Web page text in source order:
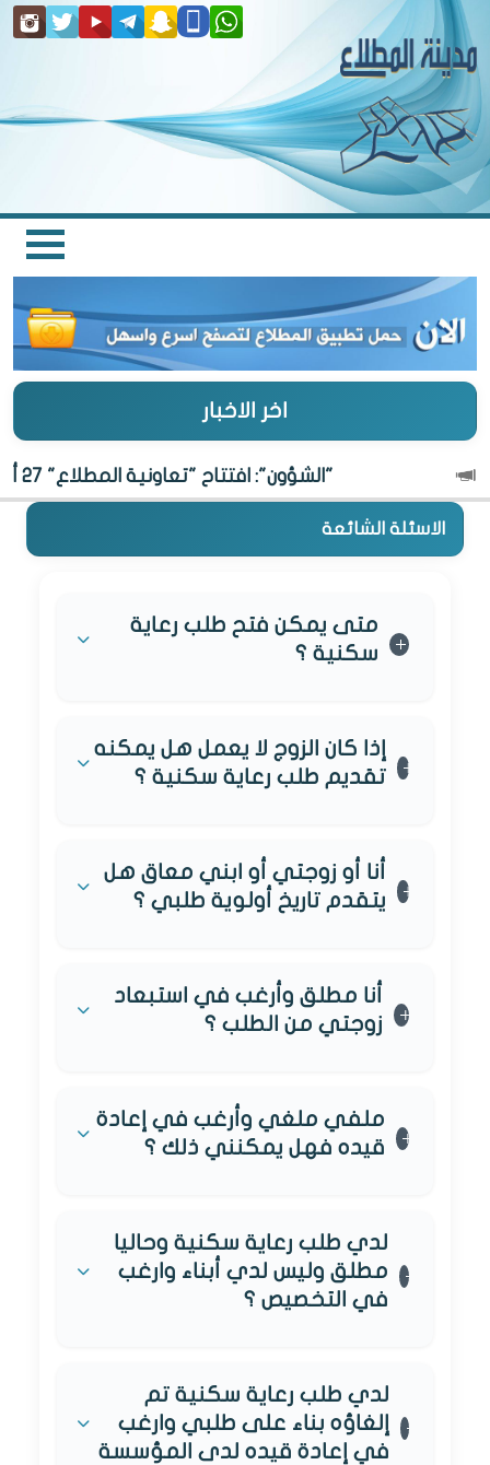
اخر الاخبار
"الشؤون": افتتاح "تعاونية المطلاع" 27 أغسطس
الاسئلة الشائعة
متى يمكن فتح طلب رعاية
سكنية ؟
إذا كان الزوج لا يعمل هل يمكنه
تقديم طلب رعاية سكنية ؟
أنا أو زوجتي أو ابني معاق هل
يتقدم تاريخ أولوية طلبي ؟
أنا مطلق وأرغب في استبعاد
زوجتي من الطلب ؟
ملفي ملغي وأرغب في إعادة
قيده فهل يمكنني ذلك ؟
لدي طلب رعاية سكنية وحاليا
مطلق وليس لدي أبناء وارغب
في التخصيص ؟
لدي طلب رعاية سكنية تم
إلغاؤه بناء على طلبي وارغب
في إعادة قيده لدى المؤسسة